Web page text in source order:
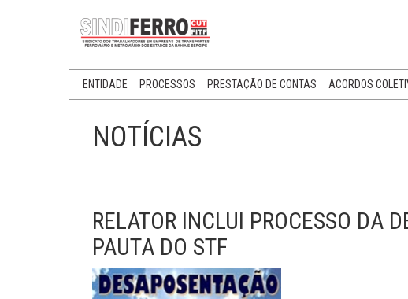
ENTIDADE PROCESSOS PRESTAÇÃO DE CONTAS ACORDOS
NOTÍCIAS
RELATOR INCLUI PROCESSO DA
PAUTA DO STF